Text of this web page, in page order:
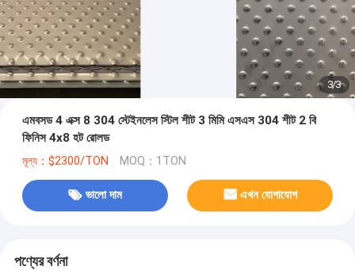
3/3
এমবসড 4 এক্স 8 304 স্টেইনলেস স্টিল শীট 3 মিমি এসএস 304 শীট 2 বি
ফিনিস 4x8 হট রোলড
মূল্য：$2300/TON MOQ：1TON
ভালো দাম এখন যোগাযোগ
পণ্যের বর্ণনা